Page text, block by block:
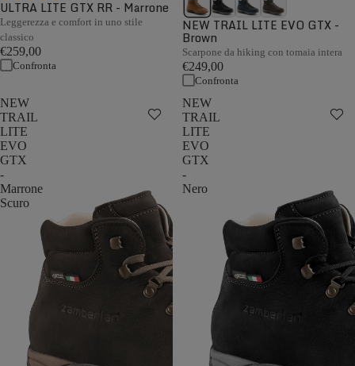
ULTRA LITE GTX RR - Marrone
Leggerezza e comfort in uno stile
classico
€259,00
Confronta
NEW TRAIL LITE EVO GTX -
Brown
Scarpone da hiking con tomaia intera
€249,00
Confronta
NEW
TRAIL
LITE
EVO
GTX
-
Marrone
Scuro
NEW
TRAIL
LITE
EVO
GTX
-
Nero